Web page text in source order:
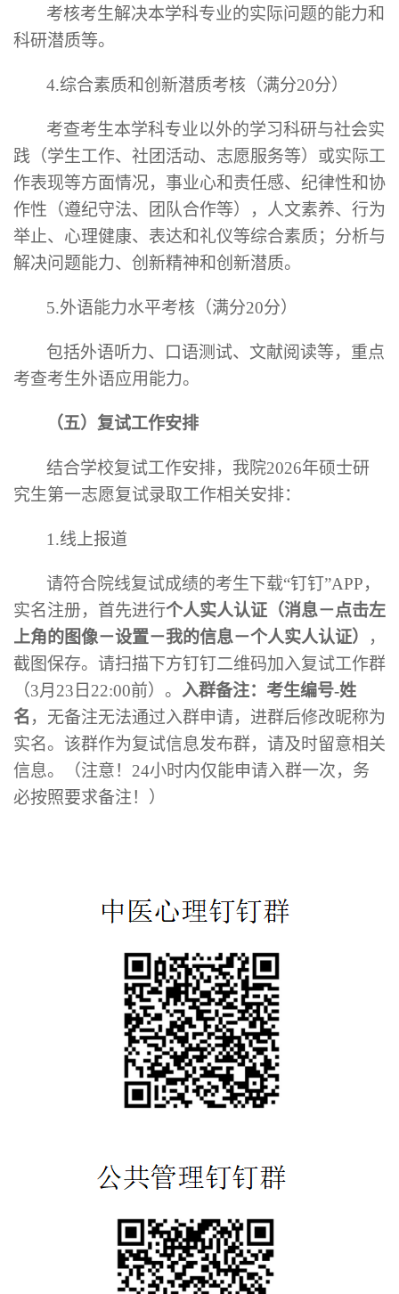
考核考生解决本学科专业的实际问题的能力和
科研潜质等。
4.综合素质和创新潜质考核（满分20分）
考查考生本学科专业以外的学习科研与社会实
践（学生工作、社团活动、志愿服务等）或实际工
作表现等方面情况，事业心和责任感、纪律性和协
作性（遵纪守法、团队合作等），人文素养、行为
举止、心理健康、表达和礼仪等综合素质；分析与
解决问题能力、创新精神和创新潜质。
5.外语能力水平考核（满分20分）
包括外语听力、口语测试、文献阅读等，重点
考查考生外语应用能力。
（五）复试工作安排
结合学校复试工作安排，我院2026年硕士研
究生第一志愿复试录取工作相关安排：
1.线上报道
请符合院线复试成绩的考生下载“钉钉”APP，
实名注册，首先进行个人实人认证（消息－点击左
上角的图像－设置－我的信息－个人实人认证）
，
截图保存。请扫描下方钉钉二维码加入复试工作群
（3月23 日22:00前）。 入群备注：考生编号-姓
名 ，无备注无法通过入群申请，进群后修改昵称为
实名。该群作为复试信息发布群，请及时留意相关
信息。（注意！ 24小时内仅能申请入群一次，务
必按照要求备注！）